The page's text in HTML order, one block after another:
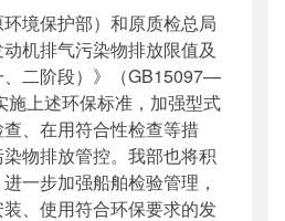
境保护部）和原质检总局
机排气污染物排放限值及
二阶段）》（GB15097—
施上述环保标准，加强型式
、在用符合性检查等措
物排放管控。我部也将积
一步加强船舶检验管理，
、使用符合环保要求的发